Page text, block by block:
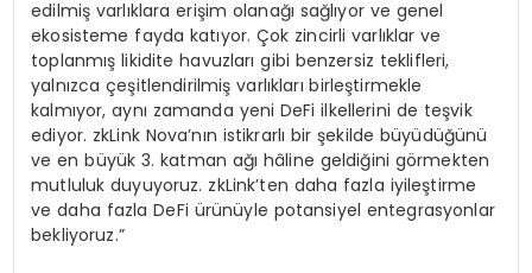
edilmiş varlıklara erişim olanağı sağlıyor ve genel
ekosisteme fayda katıyor. Çok zincirli varlıklar ve
toplanmış likidite havuzları gibi benzersiz teklifleri,
yalnızca çeşitlendirilmiş varlıkları birleştirmekle
kalmıyor, aynı zamanda yeni DeFi ilkellerini de teşvik
ediyor. zkLink Nova’nın istikrarlı bir şekilde büyüdüğünü
ve en büyük 3. katman ağı hâline geldiğini görmekten
mutluluk duyuyoruz. zkLink’ten daha fazla iyileştirme
ve daha fazla DeFi ürünüyle potansiyel entegrasyonlar
bekliyoruz.”